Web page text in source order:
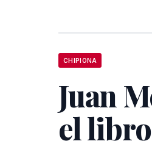
CHIPIONA
Juan
el